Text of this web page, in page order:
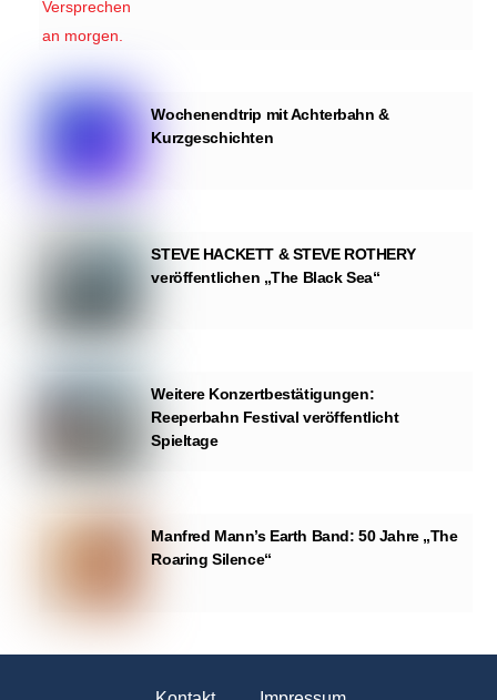
Wochenendtrip mit Achterbahn &
Kurzgeschichten
STEVE HACKETT & STEVE ROTHERY
veröffentlichen „The Black Sea“
Weitere Konzertbestätigungen:
Reeperbahn Festival veröffentlicht
Spieltage
Manfred Mann’s Earth Band: 50 Jahre „The
Roaring Silence“